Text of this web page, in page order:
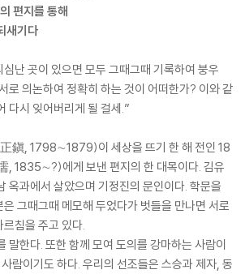
편지를 통해
새기다
난 곳이 있으면 모두 그때그때 기록하여 붕우
로 의논하여 정확히 하는 것이 어떠한가? 이와 같
다시 잊어버리게 될 걸세.”
鎭, 1798∼1879)이 세상을 뜨기 한 해 전인 18
, 1835∼?)에게 보낸 편지의 한 대목이다. 김유
옥과에서 살았으며 기정진의 문인이다. 학문을
그때그때 메모해 두었다가 벗들을 만나면 서로
침을 주고 있다.
말한다. 또한 함께 모여 도의를 강마하는 사람이
람이기도 하다. 우리의 선조들은 스승과 제자, 동